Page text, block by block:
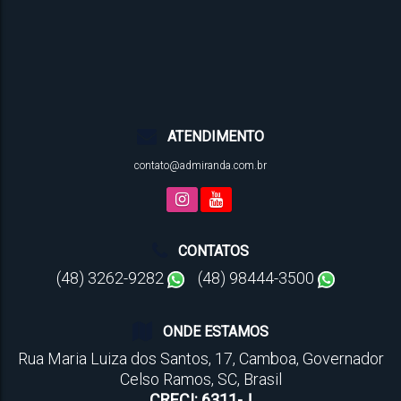
ATENDIMENTO
contato@admiranda.com.br
CONTATOS
(48) 3262-9282 (48) 98444-3500
ONDE ESTAMOS
Rua Maria Luiza dos Santos, 17, Camboa, Governador
Celso Ramos, SC, Brasil